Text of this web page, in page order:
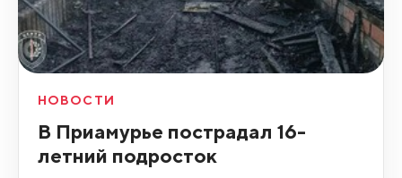
НОВОСТИ
В Приамурье пострадал 16-
летний подросток